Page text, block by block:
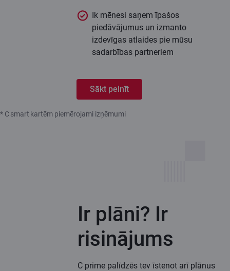
Ik mēnesi saņem īpašos
piedāvājumus un izmanto
izdevīgas atlaides pie mūsu
sadarbības partneriem
Sākt pelnīt
* C smart kartēm piemērojami izņēmumi
Ir plāni? Ir
risinājums
C prime palīdzēs tev īstenot arī plānus